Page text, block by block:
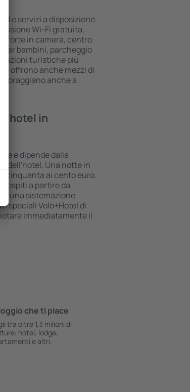
e servizi a disposizione
Wi-Fi gratuita,
in camera, centro
per bambini, parcheggio
turistiche più
offrono anche mezzi di
anche a
hotel in
e dipende dalla
dell'hotel. Una notte in
cinquanta ai cento euro.
ospiti a partire da
una sistemazione
speciali Volo+Hotel di
immediatamente il
che ti piace
tra oltre 1,3 milioni di
hotel, lodge,
e altri.